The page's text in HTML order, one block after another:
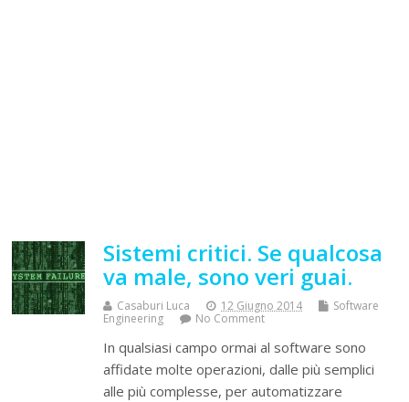
Sistemi critici. Se qualcosa
va male, sono veri guai.
Casaburi Luca 12 Giugno 2014
Software
Engineering
No Comment
In qualsiasi campo ormai al software sono
affidate molte operazioni, dalle più semplici
alle più complesse, per automatizzare